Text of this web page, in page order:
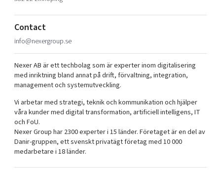
Bright East
East Sweden Tech Women
Reversed mentorship
Current offers and activities
Upscaling
Talent & skills
Startup & industry collaboration
Offers to boost your business
Funding opportunities
Projects
Publications
Project toolbox
Our clusters
Reach out to us
Locations
Today's lunch in Mjärdevi
Contact
info@nexergroup.se
Nexer AB är ett techbolag som är experter inom digitalisering
med inriktning bland annat på drift, förvaltning, integration,
management och systemutveckling.
Vi arbetar med strategi, teknik och kommunikation och hjälper
våra kunder med digital transformation, artificiell intelligens, IT
och FoU.
Nexer Group har 2300 experter i 15 länder. Företaget är en del av
Danir-gruppen, ett svenskt privatägt företag med 10 000
medarbetare i 18 länder.